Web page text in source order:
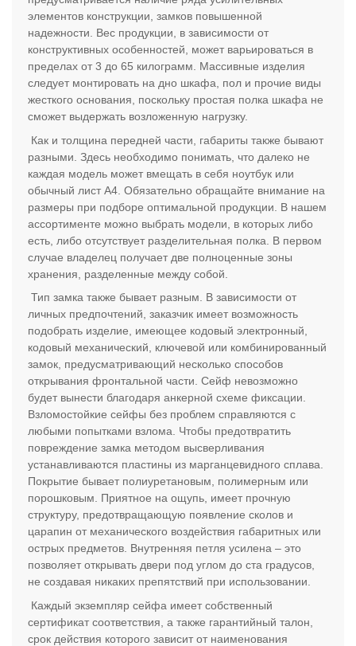
элементов конструкции, замков повышенной
надежности. Вес продукции, в зависимости от
конструктивных особенностей, может варьироваться в
пределах от 3 до 65 килограмм. Массивные изделия
следует монтировать на дно шкафа, пол и прочие виды
жесткого основания, поскольку простая полка шкафа не
сможет выдержать возложенную нагрузку.
Как и толщина передней части, габариты также бывают
разными. Здесь необходимо понимать, что далеко не
каждая модель может вмещать в себя ноутбук или
обычный лист А4. Обязательно обращайте внимание на
размеры при подборе оптимальной продукции. В нашем
ассортименте можно выбрать модели, в которых либо
есть, либо отсутствует разделительная полка. В первом
случае владелец получает две полноценные зоны
хранения, разделенные между собой.
Тип замка также бывает разным. В зависимости от
личных предпочтений, заказчик имеет возможность
подобрать изделие, имеющее кодовый электронный,
кодовый механический, ключевой или комбинированный
замок, предусматривающий несколько способов
открывания фронтальной части. Сейф невозможно
будет вынести благодаря анкерной схеме фиксации.
Взломостойкие сейфы без проблем справляются с
любыми попытками взлома. Чтобы предотвратить
повреждение замка методом высверливания
устанавливаются пластины из марганцевидного сплава.
Покрытие бывает полиуретановым, полимерным или
порошковым. Приятное на ощупь, имеет прочную
структуру, предотвращающую появление сколов и
царапин от механического воздействия габаритных или
острых предметов. Внутренняя петля усилена – это
позволяет открывать двери под углом до ста градусов,
не создавая никаких препятствий при использовании.
Каждый экземпляр сейфа имеет собственный
сертификат соответствия, а также гарантийный талон,
срок действия которого зависит от наименования